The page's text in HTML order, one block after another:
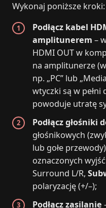
Wykonaj poniższe kroki:
Podłącz kabel
amplitunerem –
HDMI OUT w
na amplitunerze
np. „PC” lub
wtyczki są w pełni
powoduje utratę
Podłącz głośniki
głośnikowych
lub gołe
oznaczonych
Surround L/R,
polaryzację (+/–);
Podłącz zasilanie